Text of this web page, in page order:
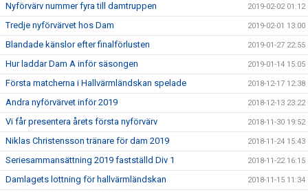
Nyförvärv nummer fyra till damtruppen 2019-02-02 01:12
Tredje nyförvärvet hos Dam 2019-02-01 13:00
Blandade känslor efter finalförlusten 2019-01-27 22:55
Hur laddar Dam A inför säsongen 2019-01-14 15:05
Första matcherna i Hallvärmländskan spelade 2018-12-17 12:38
Andra nyförvärvet inför 2019 2018-12-13 23:22
Vi får presentera årets första nyförvärv 2018-11-30 19:52
Niklas Christensson tränare för dam 2019 2018-11-24 15:43
Seriesammansättning 2019 fastställd Div 1 2018-11-22 16:15
Damlagets lottning för hallvärmländskan 2018-11-15 11:34